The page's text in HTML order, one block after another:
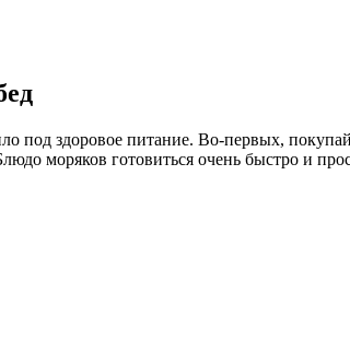
под здоровое питание. Во-первых,
моряков готовиться очень быстро и